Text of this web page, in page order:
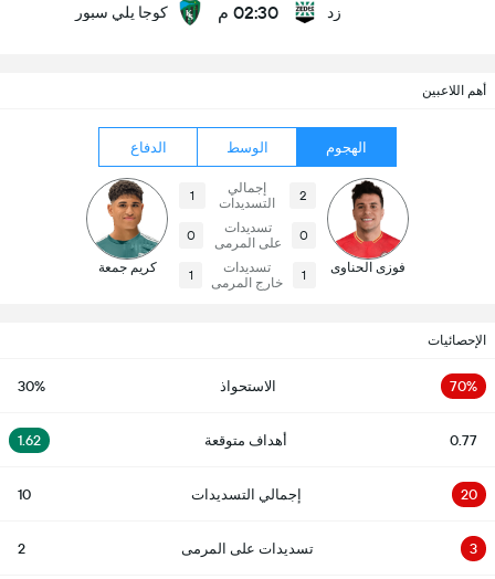
زد 02:30 م كوجا يلي سبور
أهم اللاعبين
الهجوم الوسط الدفاع
فوزى الحناوى
2
إجمالي
التسديدات
1
0
تسديدات
على المرمى
0
1
تسديدات
خارج المرمى
1 كريم جمعة
الإحصائيات
70% الاستحواذ 30%
0.77 أهداف متوقعة 1.62
20 إجمالي التسديدات 10
3 تسديدات على المرمى 2